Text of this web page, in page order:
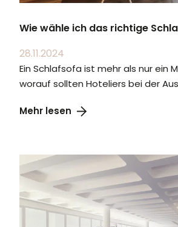
Wie wähle ich das richtige
28.11.2024
Ein Schlafsofa ist mehr als nur ein
worauf sollten Hoteliers bei der